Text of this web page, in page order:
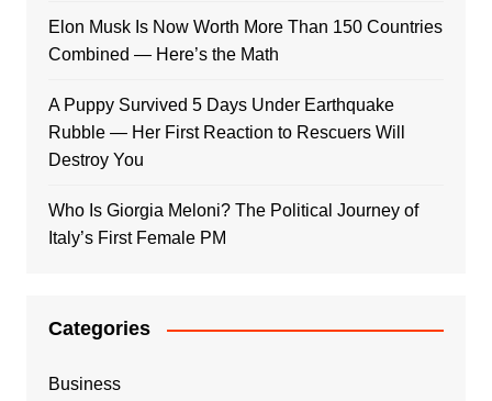
Elon Musk Is Now Worth More Than 150 Countries
Combined — Here’s the Math
A Puppy Survived 5 Days Under Earthquake
Rubble — Her First Reaction to Rescuers Will
Destroy You
Who Is Giorgia Meloni? The Political Journey of
Italy’s First Female PM
Categories
Business